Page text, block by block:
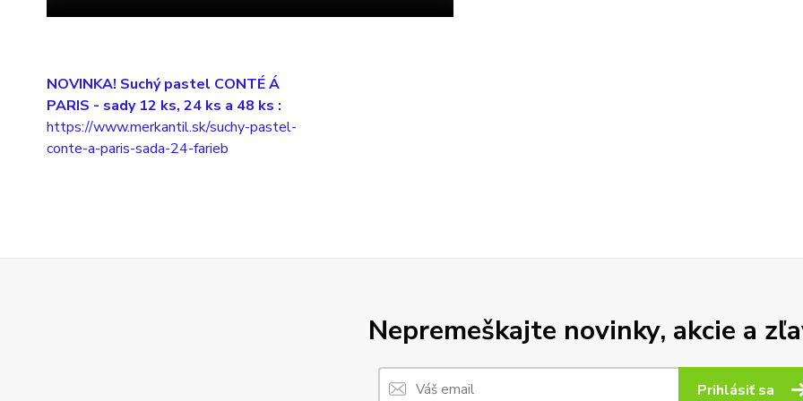
NOVINKA! Suchý pastel CONTÉ Á
PARIS - sady 12 ks, 24 ks a 48 ks :
https://www.merkantil.sk/suchy-pastel-
conte-a-paris-sada-24-farieb
Nepremeškajte novinky, akcie a
Prihlásiť sa